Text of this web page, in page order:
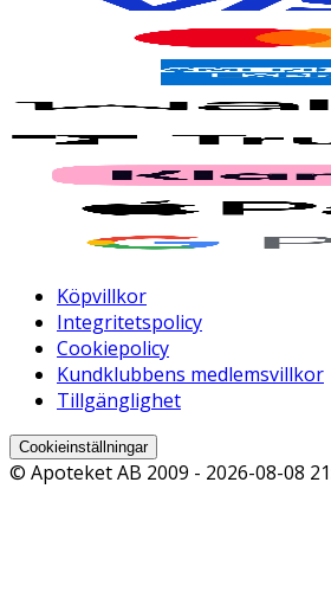
Köpvillkor
Integritetspolicy
Cookiepolicy
Kundklubbens medlemsvillkor
Tillgänglighet
Cookieinställningar
© Apoteket AB 2009 - 2026-08-08